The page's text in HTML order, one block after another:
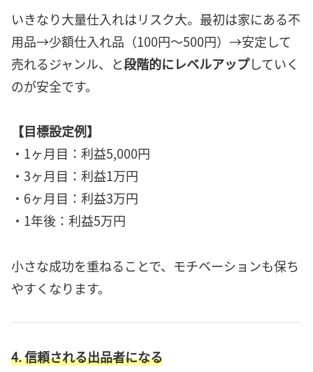
いきなり大量仕入れはリスク大。最初は家にある不
用品→少額仕入れ品（100円～500円）→安定して
売れるジャンル、と段階的にレベルアップしていく
のが安全です。
【目標設定例】
・1ヶ月目：利益5,000円
・3ヶ月目：利益1万円
・6ヶ月目：利益3万円
・1年後：利益5万円
小さな成功を重ねることで、モチベーションも保ち
やすくなります。
4. 信頼される出品者になる